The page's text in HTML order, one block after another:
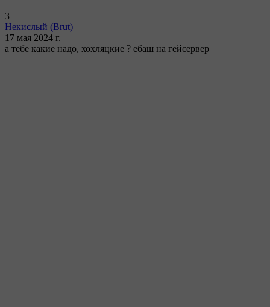
3
Некислый (Brut)
17 мая 2024 г.
а тебе какие надо, хохляцкие ? ебаш на гейсервер